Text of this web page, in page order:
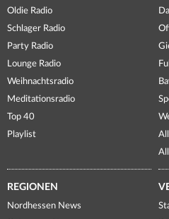
Oldie Radio
Schlager Radio
Party Radio
Lounge Radio
Weihnachtsradio
Meditationsradio
Top 40
Playlist
REGIONEN
Nordhessen News